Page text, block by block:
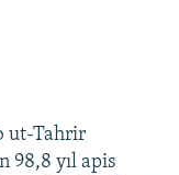
ut-Tahrir
98,8 yıl apis